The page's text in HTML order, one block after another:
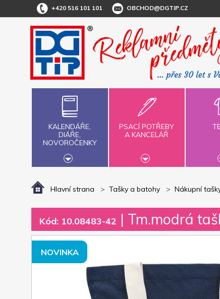
+420 516 101 101 OBCHOD@DGTIP.CZ
KALENDÁŘE,
DIÁŘE,
NOVOROČENKY
PSACÍ POTŘEBY
A KANCELÁŘ
Hlavní strana Tašky a batohy Nákupní
Kód: 10.08483-42 | Tm.modrá
NOVINKA